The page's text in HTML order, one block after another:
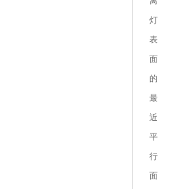
灯
表
面
的
最
近
平
行
面